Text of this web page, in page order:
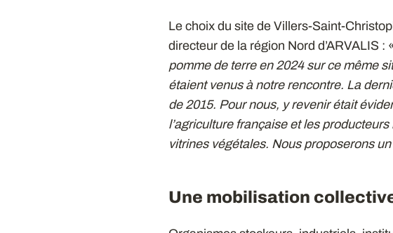
Le choix du site de Villers-Saint-
directeur de la région Nord d’ARVALIS :
pomme de terre en 2024 sur ce même
étaient venus à notre rencontre. La
de 2015. Pour nous, y revenir était
l’agriculture française et les
vitrines végétales. Nous proposerons
Une mobilisation